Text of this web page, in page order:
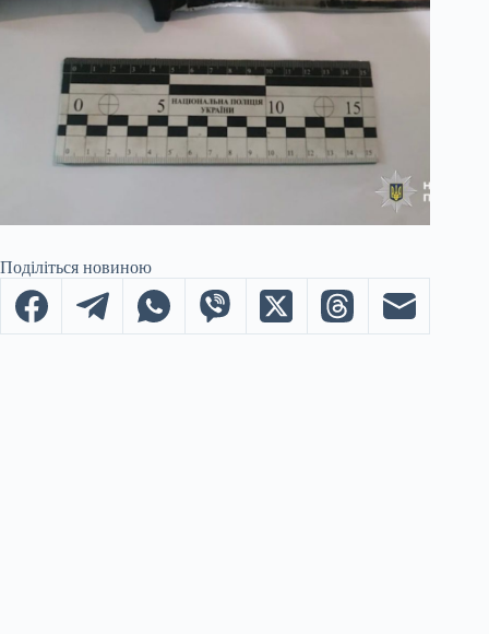
Поділіться новиною